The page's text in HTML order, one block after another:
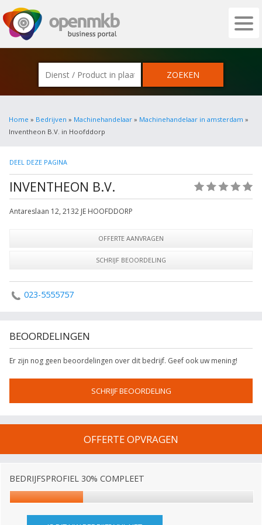
OPENMKB - DE ZAKELIJKE PORTAL
Home » Bedrijven » Machinehandelaar » Machinehandelaar in amsterdam »
Inventheon B.V. in Hoofddorp
DEEL DEZE PAGINA
INVENTHEON B.V.
Antareslaan 12, 2132 JE HOOFDDORP
OFFERTE AANVRAGEN
SCHRIJF BEOORDELING
023-5555757
BEOORDELINGEN
Er zijn nog geen beoordelingen over dit bedrijf. Geef ook uw mening!
SCHRIJF BEOORDELING
OFFERTE OPVRAGEN
BEDRIJFSPROFIEL 30% COMPLEET